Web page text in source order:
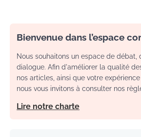
Bienvenue dans l’espace
Nous souhaitons un espace de débat,
dialogue. Afin d'améliorer la qualité
nos articles, ainsi que votre
nous vous invitons à consulter nos
Lire notre charte